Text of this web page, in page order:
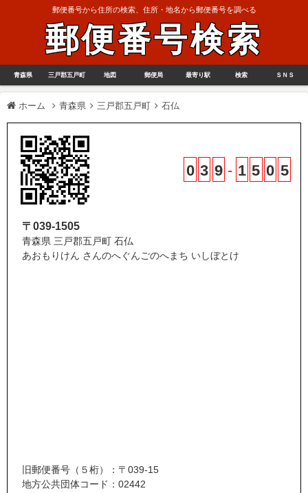
郵便番号から住所の検索、住所・地名から郵便番号を調べる
郵便番号検索
青森県 三戸郡五戸町 地図 郵便局 最寄り駅 検索 ＳＮＳ
ホーム 青森県 三戸郡五戸町 石仏
0 3 9 - 1 5 0 5
〒039-1505
青森県 三戸郡五戸町 石仏
あおもりけん さんのへぐんごのへまち いしぼとけ
旧郵便番号（５桁）：〒039-15
地方公共団体コード：02442